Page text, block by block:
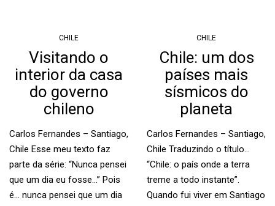
CHILE
Visitando o
interior da casa
do governo
chileno
Carlos Fernandes – Santiago,
Chile Esse meu texto faz
parte da série: “Nunca pensei
que um dia eu fosse…” Pois
é… nunca pensei que um dia
CHILE
Chile: um dos
países mais
sísmicos do
planeta
Carlos Fernandes – Santiago,
Chile Traduzindo o título…
“Chile: o país onde a terra
treme a todo instante”.
Quando fui viver em Santiago